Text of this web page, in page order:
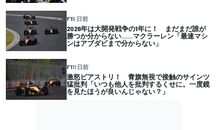
F15 日前
2026年は大開発戦争の1年に！ まだまだ誰が
勝つか分からない……マクラーレン「最速マシ
ンはアブダビまで分からない」
F111 日前
激怒ピアストリ！ 青旗無視で接触のサインツ
猛批判「いつも他人を批判するくせに。一度鏡
を見たほうが良いんじゃない？」